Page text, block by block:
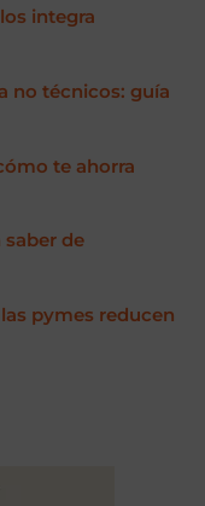
integra
no técnicos: guía
te ahorra
saber de
pymes reducen